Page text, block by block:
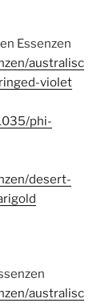
Essenzen
australisc
violet
phi-
desert-
australisc